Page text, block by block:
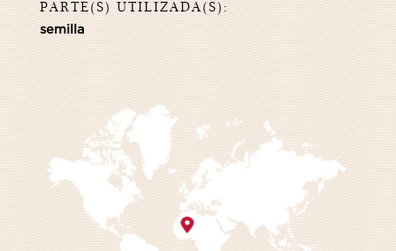
PARTE(S) UTILIZADA(S):
semilla